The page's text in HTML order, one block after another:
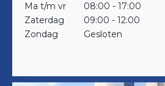
Ma t/m vr
08:00 - 17:00
Zaterdag
09:00 - 12:00
Zondag
Gesloten